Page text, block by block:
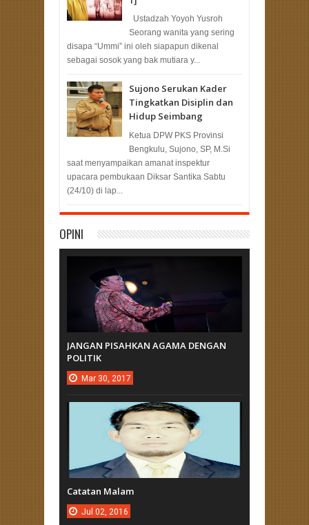
Ustadzah Yoyoh Yusroh
Seorang wanita yang sering
disapa “Ummi” ini oleh siapapun dikenal
sebagai sosok yang bak mutiara y...
Sujono Serukan Kader
Tingkatkan Disiplin dan
Hidup Seimbang
Ketua DPW PKS Provinsi
Bengkulu, Sujono, SP, M.Si
saat menyampaikan amanat inspektur
upacara pembukaan Diksar Santika Sabtu
(24/10) di lap...
OPINI
JANGAN PISAHKAN AGAMA DENGAN
POLITIK
Mar 30, 2017
Catatan Malam
Jul 02, 2016